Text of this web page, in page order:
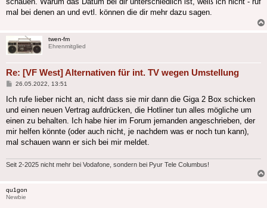
mal bei denen an und evtl. können die dir mehr dazu sagen.
twen-fm
Ehrenmitglied
Re: [VF West] Alternativen für int. TV wegen Umstellung
Beitrag
26.05.2022, 13:51
Ich rufe lieber nicht an, nicht dass sie mir dann die Giga 2 Box schicken
und einen neuen Vertrag aufdrücken, die Hotliner tun alles mögliche um
einen zu behalten. Ich habe hier im Forum jemanden angeschrieben, der
mir helfen könnte (oder auch nicht, je nachdem was er noch tun kann),
mal schauen wann er sich bei mir meldet.
Seit 2-2025 nicht mehr bei Vodafone, sondern bei Pyur Tele Columbus!
qu1gon
Newbie